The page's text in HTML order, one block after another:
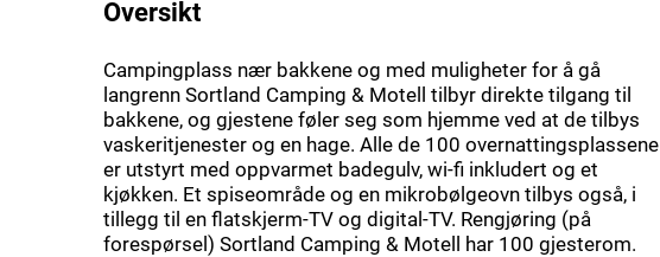
Oversikt
Campingplass nær bakkene og med muligheter for å gå
langrenn Sortland Camping & Motell tilbyr direkte tilgang til
bakkene, og gjestene føler seg som hjemme ved at de tilbys
vaskeritjenester og en hage. Alle de 100 overnattingsplassene
er utstyrt med oppvarmet badegulv, wi-fi inkludert og et
kjøkken. Et spiseområde og en mikrobølgeovn tilbys også, i
tillegg til en flatskjerm-TV og digital-TV. Rengjøring (på
forespørsel) Sortland Camping & Motell har 100 gjesterom.